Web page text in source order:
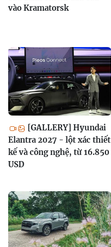
vào Kramatorsk
[GALLERY] Hyundai
Elantra 2027 - lột xác thiết
kế và công nghệ, từ 16.850
USD